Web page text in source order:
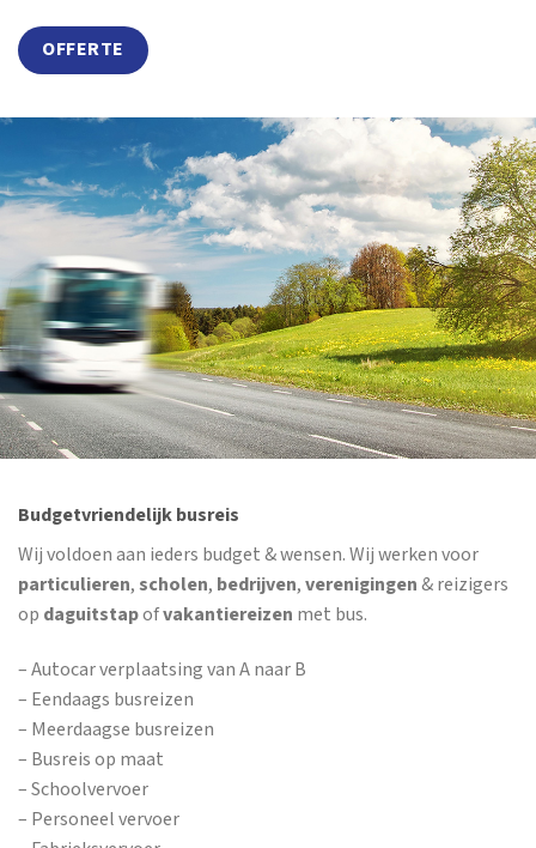
OFFERTE
Budgetvriendelijk busreis
Wij voldoen aan ieders budget & wensen. Wij werken voor
particulieren,scholen, bedrijven,verenigingen& reizigers
op daguitstapofvakantiereizen met bus.
– Autocar verplaatsing van A naar B
– Eendaags busreizen
– Meerdaagse busreizen
– Busreis op maat
– Schoolvervoer
– Personeel vervoer